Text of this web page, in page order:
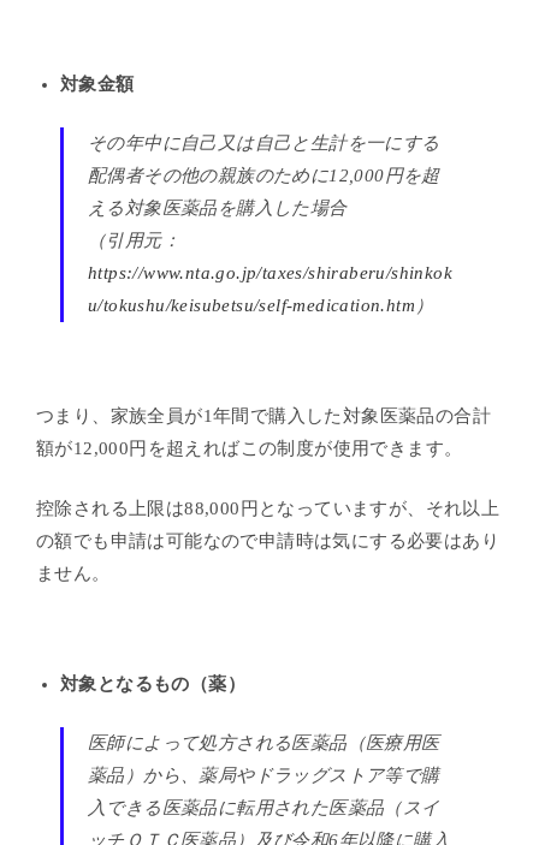
対象金額
その年中に自己又は自己と生計を一にする
配偶者その他の親族のために12,000円を超
える対象医薬品を購入した場合
（引用元：
https://www.nta.go.jp/taxes/shiraberu/shinkok
u/tokushu/keisubetsu/self-medication.htm ）
つまり、家族全員が1年間で購入した対象医薬品の合計
額が12,000円を超えればこの制度が使用できます。
控除される上限は88,000円となっていますが、それ以上
の額でも申請は可能なので申請時は気にする必要はあり
ません。
対象となるもの（薬）
医師によって処方される医薬品（医療用医
薬品）から、薬局やドラッグストア等で購
入できる医薬品に転用された医薬品（スイ
ッチＯＴＣ医薬品）及び令和6年以降に購入